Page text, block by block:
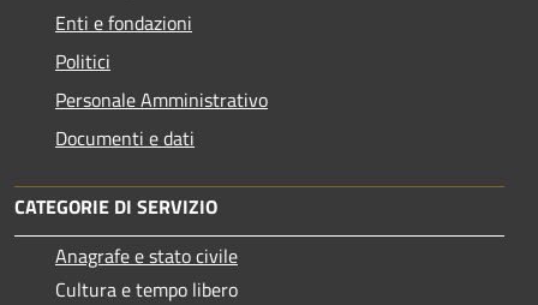
Enti e fondazioni
Politici
Personale Amministrativo
Documenti e dati
CATEGORIE DI SERVIZIO
Anagrafe e stato civile
Cultura e tempo libero